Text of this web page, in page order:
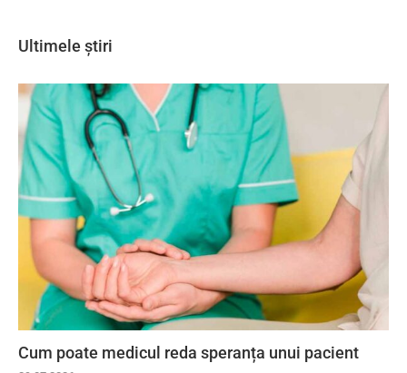
Ultimele știri
Cum poate medicul reda speranța unui pacient